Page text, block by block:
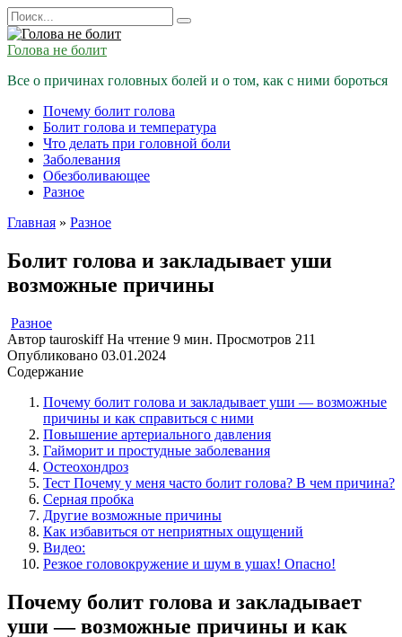
Перейти
к
содержанию
Search
for:
Голова не болит
Все о причинах головных болей и о том, как с ними бороться
Почему болит голова
Болит голова и температура
Что делать при головной боли
Заболевания
Обезболивающее
Разное
Главная » Разное
Болит голова и закладывает уши
возможные причины
Разное
Автор tauroskiff На чтение 9 мин. Просмотров 211
Опубликовано 03.01.2024
Содержание
Почему болит голова и закладывает уши — возможные
причины и как справиться с ними
Повышение артериального давления
Гайморит и простудные заболевания
Остеохондроз
Тест Почему у меня часто болит голова? В чем причина?
Серная пробка
Другие возможные причины
Как избавиться от неприятных ощущений
Видео:
Резкое головокружение и шум в ушах! Опасно!
Почему болит голова и закладывает
уши — возможные причины и как